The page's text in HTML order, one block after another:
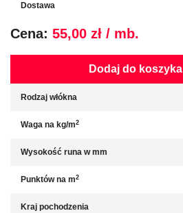
Dostawa
Cena: 55,00 zł / mb.
Dodaj do koszyka
Rodzaj włókna
Waga na kg/m2
Wysokość runa w mm
Punktów na m2
Kraj pochodzenia